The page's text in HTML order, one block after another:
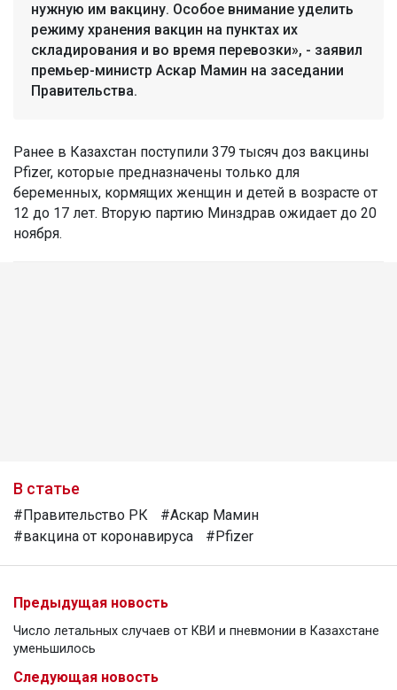
нужную им вакцину. Особое внимание уделить
режиму хранения вакцин на пунктах их
складирования и во время перевозки», - заявил
премьер-министр Аскар Мамин на заседании
Правительства.
Ранее в Казахстан поступили 379 тысяч доз вакцины
Pfizer, которые предназначены только для
беременных, кормящих женщин и детей в возрасте от
12 до 17 лет. Вторую партию Минздрав ожидает до 20
ноября.
В статье
#Правительство РК
#Аскар Мамин
#вакцина от коронавируса
#Pfizer
Предыдущая новость
Число летальных случаев от КВИ и пневмонии в Казахстане
уменьшилось
Следующая новость